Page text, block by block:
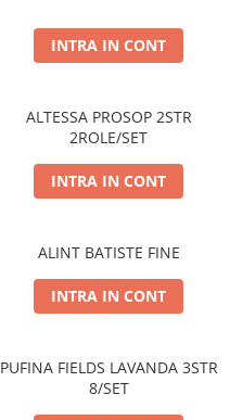
INTRA IN CONT
ALTESSA PROSOP 2STR
2ROLE/SET
INTRA IN CONT
ALINT BATISTE FINE
INTRA IN CONT
PUFINA FIELDS LAVANDA 3STR
8/SET